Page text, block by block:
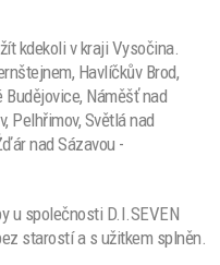
kdekoli v kraji Vysočina.
Havlíčkův Brod,
Budějovice, Náměšť nad
Pelhřimov, Světlá nad
nad Sázavou -
u společnosti D.I.SEVEN
starostí a s užitkem splněn.